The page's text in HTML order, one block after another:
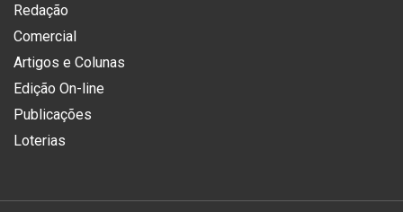
Redação
Comercial
Artigos e Colunas
Edição On-line
Publicações
Loterias